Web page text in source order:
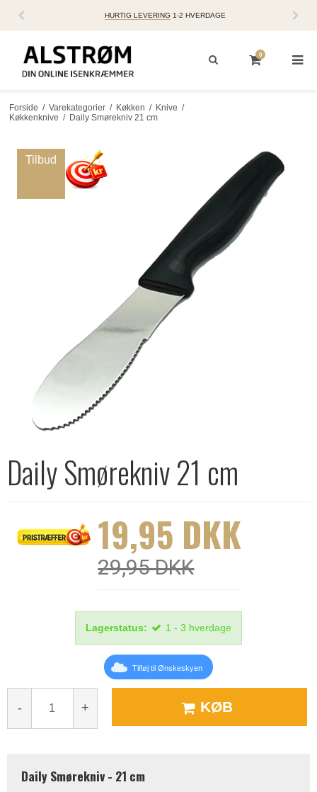
HURTIG LEVERING 1-2 HVERDAGE
0
Forside / Varekategorier / Køkken / Knive /
Køkkenknive / Daily Smørekniv 21 cm
Tilbud
Daily Smørekniv 21 cm
19,95 DKK
29,95 DKK
Lagerstatus: 1 - 3 hverdage
Tilføj til Ønskeskyen
- + KØB
Daily Smørekniv - 21 cm